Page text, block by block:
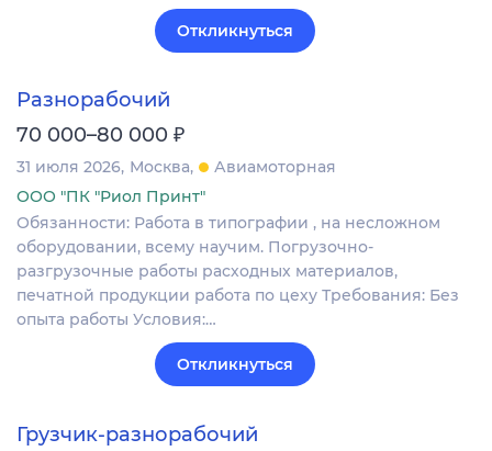
Откликнуться
Разнорабочий
70 000–80 000 ₽
31 июля 2026 Москва
Авиамоторная
ООО "ПК "Риол Принт"
Обязанности: Работа в типографии , на несложном
оборудовании, всему научим. Погрузочно-
разгрузочные работы расходных материалов,
печатной продукции работа по цеху Требования: Без
опыта работы Условия:…
Откликнуться
Грузчик-разнорабочий